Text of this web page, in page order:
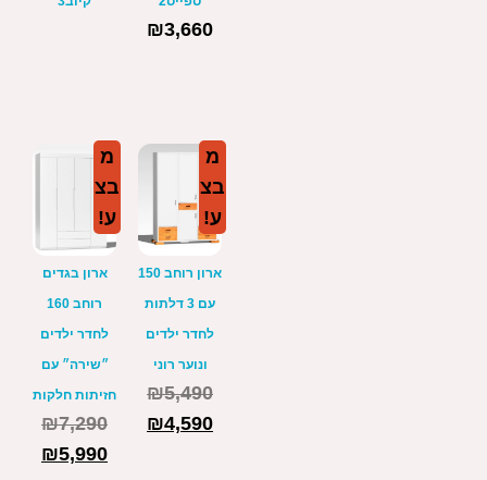
₪3,660
מ
בצ
ע!
ארון רוחב 150
עם 3 דלתות
לחדר ילדים
ונוער רוני
₪5,490
₪4,590
מ
בצ
ע!
ארון בגדים
רוחב 160
לחדר ילדים
״שירה״ עם
חזיתות חלקות
₪7,290
₪5,990